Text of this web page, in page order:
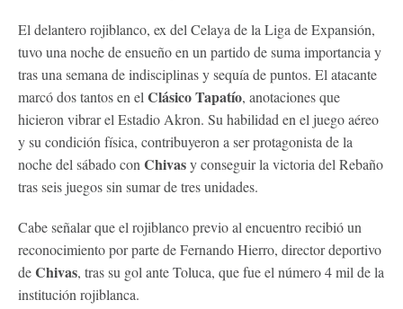
El delantero rojiblanco, ex del Celaya de la Liga de Expansión,
tuvo una noche de ensueño en un partido de suma importancia y
tras una semana de indisciplinas y sequía de puntos. El atacante
marcó dos tantos en el Clásico Tapatío, anotaciones que
hicieron vibrar el Estadio Akron. Su habilidad en el juego aéreo
y su condición física, contribuyeron a ser protagonista de la
noche del sábado con Chivasy conseguir la victoria del Rebaño
tras seis juegos sin sumar de tres unidades.
Cabe señalar que el rojiblanco previo al encuentro recibió un
reconocimiento por parte de Fernando Hierro, director deportivo
deChivas, tras su gol ante Toluca, que fue el número 4 mil de la
institución rojiblanca.